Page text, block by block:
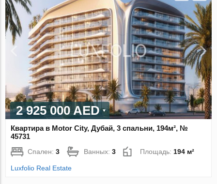
2 925 000 AED
Квартира в Motor City, Дубай, 3 спальни, 194м², №
45731
Спален:3 Ванных:3 Площадь: 194 м²
Luxfolio Real Estate